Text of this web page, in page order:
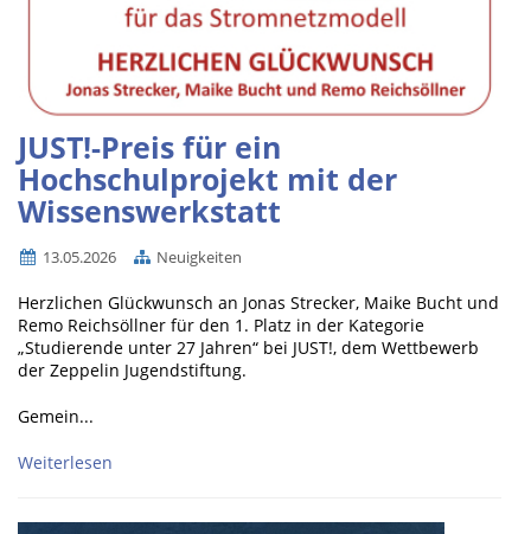
JUST!-Preis für ein
Hochschulprojekt mit der
Wissenswerkstatt
13.05.2026 Neuigkeiten
Herzlichen Glückwunsch an Jonas Strecker, Maike Bucht und
Remo Reichsöllner für den 1. Platz in der Kategorie
„Studierende unter 27 Jahren“ bei JUST!, dem Wettbewerb
der Zeppelin Jugendstiftung.
Gemein...
Weiterlesen